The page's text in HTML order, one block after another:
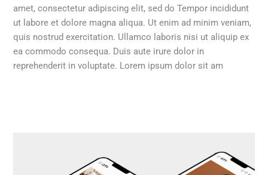
amet, consectetur adipiscing elit, sed do Tempor incididunt
ut labore et dolore magna aliqua. Ut enim ad minim veniam,
quis nostrud exercitation. Ullamco laboris nisi ut aliquip ex
ea commodo consequa. Duis aute irure dolor in
reprehenderit in voluptate. Lorem ipsum dolor sit am